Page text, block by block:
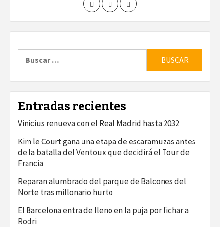
Entradas recientes
Vinicius renueva con el Real Madrid hasta 2032
Kim le Court gana una etapa de escaramuzas antes
de la batalla del Ventoux que decidirá el Tour de
Francia
Reparan alumbrado del parque de Balcones del
Norte tras millonario hurto
El Barcelona entra de lleno en la puja por fichar a
Rodri